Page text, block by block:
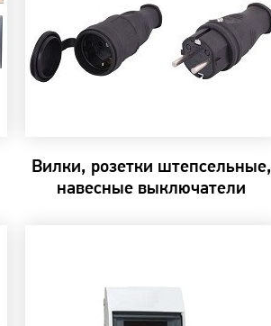
Вилки, розетки штепсельные,
навесные выключатели